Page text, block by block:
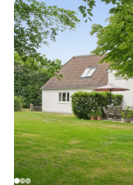
Planteavlsgård
/
-
jord:
Kragemosevej
5,
Strærup
Mark,
5683
Haarby